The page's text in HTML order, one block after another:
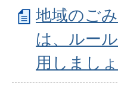
地域のご
は、ルー
用しまし